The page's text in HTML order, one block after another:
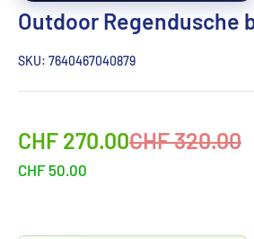
Outdoor Regendusche
SKU: 7640467040879
Sonderpreis
CHF 270.00Normalpreis
CHF 320.00
CHF 50.00